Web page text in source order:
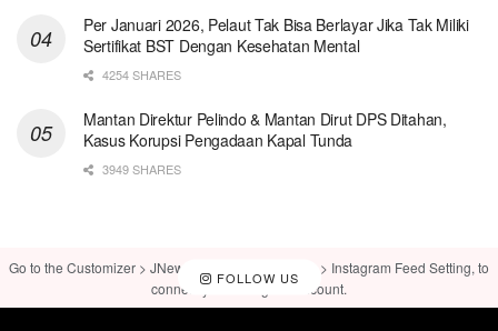
Per Januari 2026, Pelaut Tak Bisa Berlayar Jika Tak Miliki
Sertifikat BST Dengan Kesehatan Mental
4254 SHARES
Mantan Direktur Pelindo & Mantan Dirut DPS Ditahan,
Kasus Korupsi Pengadaan Kapal Tunda
3949 SHARES
FOLLOW US
Go to the Customizer > JNews : Social, Like & View > Instagram Feed Setting, to
connect your Instagram account.